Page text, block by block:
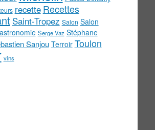
recette Recettes
Saint-Tropez Salon Salon
Serge Vaz Stéphane
Sanjou Terroir Toulon
vins